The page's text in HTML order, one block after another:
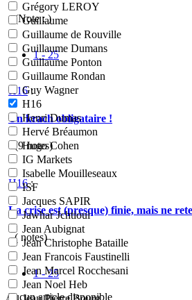
Grégory LEROY
Guillaume
Guillaume de Rouville
Guillaume Dumans
Guillaume Ponton
Guillaume Rondan
Guy Wagner
H16
Henri Dumas
Hervé Bréaumon
Hugo Cohen
IG Markets
Isabelle Mouilleseaux
ISF
Jacques SAPIR
Jawhar Jchtioui
Jean Aubignat
Jean Christophe Bataille
Jean Francois Faustinelli
Jean Marcel Rocchesani
Jean Noel Heb
- (Note : )
1 - 25
H16:
Un krach obligataire !
- (9notes)
H16:
La crise est (presque) finie, mais ne
- ( notes)
1 - 25
Aucun article disponible